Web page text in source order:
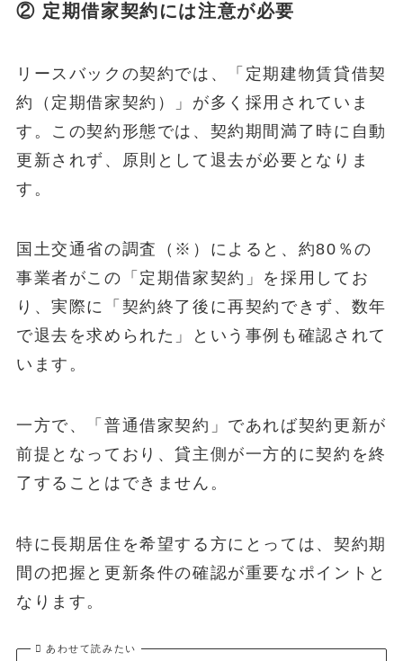
② 定期借家契約には注意が必要
リースバックの契約では、「定期建物賃貸借契
約（定期借家契約）」が多く採用されていま
す。この契約形態では、契約期間満了時に自動
更新されず、原則として退去が必要となりま
す。
国土交通省の調査（※）によると、約80％の
事業者がこの「定期借家契約」を採用してお
り、実際に「契約終了後に再契約できず、数年
で退去を求められた」という事例も確認されて
います。
一方で、「普通借家契約」であれば契約更新が
前提となっており、貸主側が一方的に契約を終
了することはできません。
特に長期居住を希望する方にとっては、契約期
間の把握と更新条件の確認が重要なポイントと
なります。
あわせて読みたい